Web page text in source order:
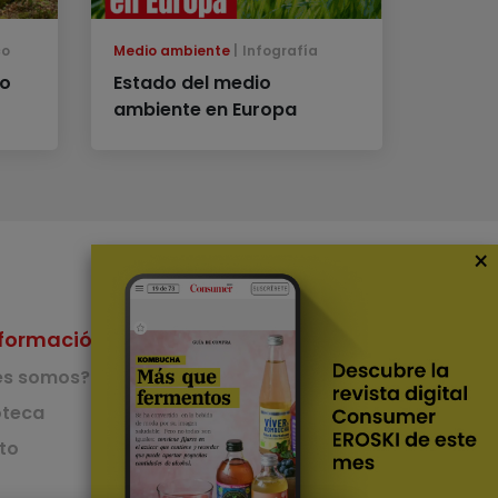
Medio ambiente Infografía
Estado del medio
ambiente en Europa
somos?
Nuestras Apps
App de recetas
App del Camino de
×